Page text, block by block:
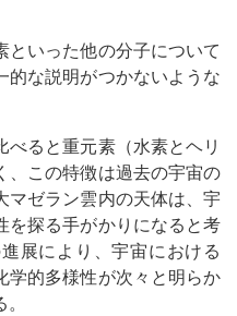
といった他の分子について
的な説明がつかないような
ると重元素（水素とヘリ
、この特徴は過去の宇宙の
マゼラン雲内の天体は、宇
を探る手がかりになると考
展により、宇宙における
学的多様性が次々と明らか